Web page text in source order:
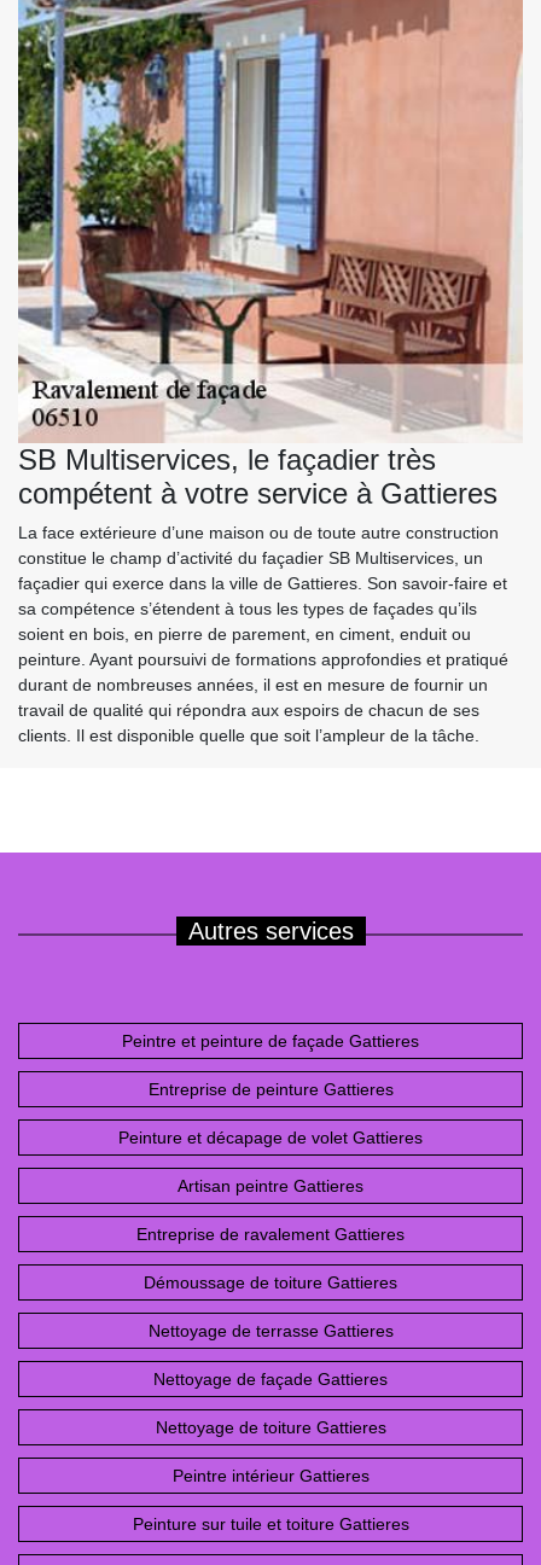
SB Multiservices, le façadier très
compétent à votre service à Gattieres
La face extérieure d’une maison ou de toute autre construction
constitue le champ d’activité du façadier SB Multiservices, un
façadier qui exerce dans la ville de Gattieres. Son savoir-faire et
sa compétence s’étendent à tous les types de façades qu’ils
soient en bois, en pierre de parement, en ciment, enduit ou
peinture. Ayant poursuivi de formations approfondies et pratiqué
durant de nombreuses années, il est en mesure de fournir un
travail de qualité qui répondra aux espoirs de chacun de ses
clients. Il est disponible quelle que soit l’ampleur de la tâche.
Autres services
Peintre et peinture de façade Gattieres
Entreprise de peinture Gattieres
Peinture et décapage de volet Gattieres
Artisan peintre Gattieres
Entreprise de ravalement Gattieres
Démoussage de toiture Gattieres
Nettoyage de terrasse Gattieres
Nettoyage de façade Gattieres
Nettoyage de toiture Gattieres
Peintre intérieur Gattieres
Peinture sur tuile et toiture Gattieres